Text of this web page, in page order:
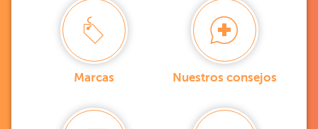
Marcas Nuestros consejos